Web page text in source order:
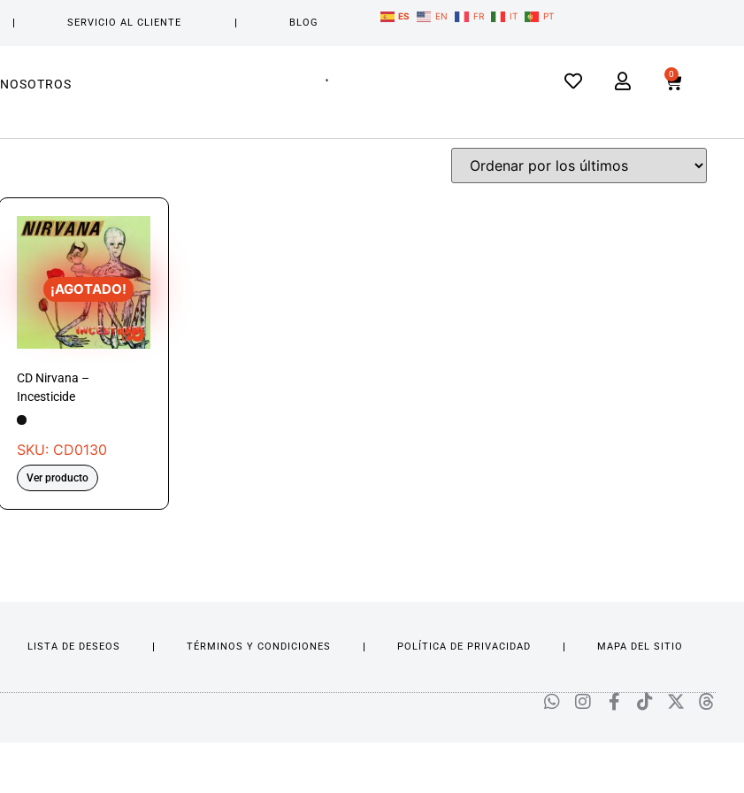
SERVICIO AL CLIENTE BLOG
ES EN FR IT PT
NOSOTROS
0
¡AGOTADO!
CD Nirvana –
Incesticide
SKU: CD0130
Ver producto
LISTA DE DESEOS TÉRMINOS Y CONDICIONES POLÍTICA DE PRIVACIDAD MAPA DEL SITIO